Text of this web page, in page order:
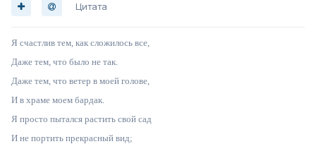
Цитата
Я счастлив тем, как сложилось все,
Даже тем, что было не так.
Даже тем, что ветер в моей голове,
И в храме моем бардак.
Я просто пытался растить свой сад
И не портить прекрасный вид;